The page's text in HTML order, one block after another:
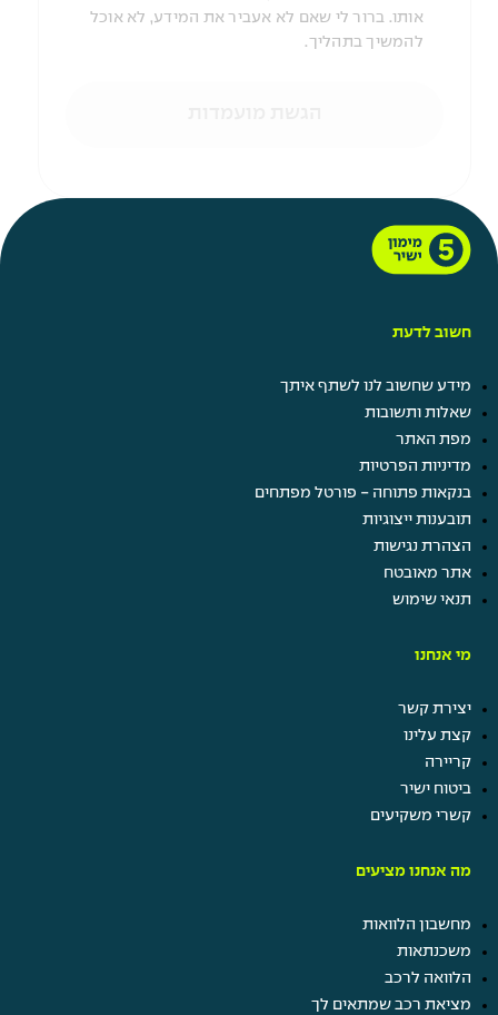
אותו. ברור לי שאם לא אעביר את המידע, לא אוכל
להמשיך בתהליך.
חשוב לדעת
מידע שחשוב לנו לשתף איתך
שאלות ותשובות
מפת האתר
מדיניות הפרטיות
בנקאות פתוחה - פורטל מפתחים
תובענות ייצוגיות
הצהרת נגישות
אתר מאובטח
תנאי שימוש
מי אנחנו
יצירת קשר
קצת עלינו
קריירה
ביטוח ישיר
קשרי משקיעים
מה אנחנו מציעים
מחשבון הלוואות
משכנתאות
הלוואה לרכב
מציאת רכב שמתאים לך